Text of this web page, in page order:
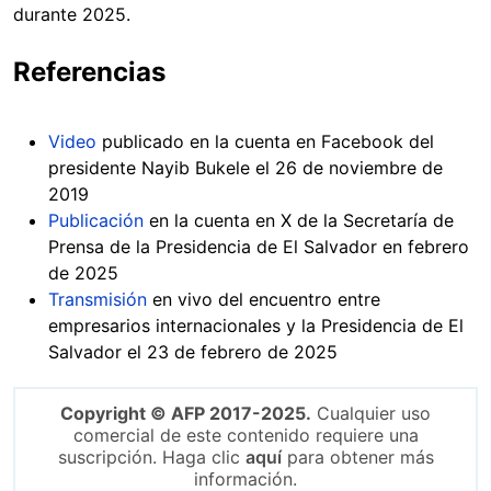
durante 2025.
Referencias
Video publicado en la cuenta en Facebook del
presidente Nayib Bukele el 26 de noviembre de
2019
Publicación en la cuenta en X de la Secretaría de
Prensa de la Presidencia de El Salvador en febrero
de 2025
Transmisión en vivo del encuentro entre
empresarios internacionales y la Presidencia de El
Salvador el 23 de febrero de 2025
Copyright © AFP 2017-2025. Cualquier uso
comercial de este contenido requiere una
suscripción. Haga clic aquípara obtener más
información.